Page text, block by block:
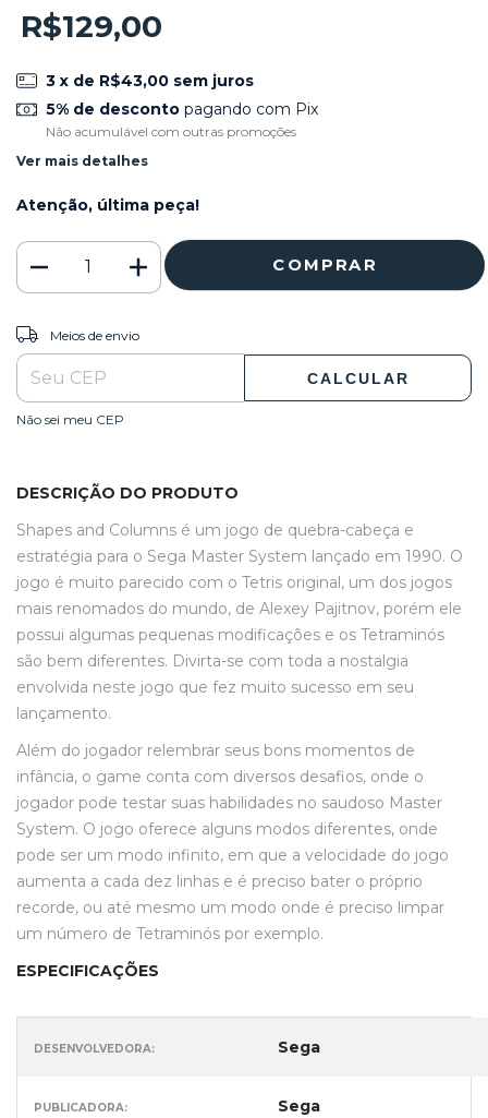
R$129,00
3 x de R$43,00 sem juros
5% de descontopagando com Pix
Não acumulável com outras promoções
Ver mais detalhes
Atenção, última peça!
Entregas para o CEP:
Meios de envio
CALCULAR
Não sei meu CEP
DESCRIÇÃO DO PRODUTO
Shapes and Columns é um jogo de quebra-cabeça e
estratégia para o Sega Master System lançado em 1990. O
jogo é muito parecido com o Tetris original, um dos jogos
mais renomados do mundo, de Alexey Pajitnov, porém ele
possui algumas pequenas modificações e os Tetraminós
são bem diferentes. Divirta-se com toda a nostalgia
envolvida neste jogo que fez muito sucesso em seu
lançamento.
Além do jogador relembrar seus bons momentos de
infância, o game conta com diversos desafios, onde o
jogador pode testar suas habilidades no saudoso Master
System. O jogo oferece alguns modos diferentes, onde
pode ser um modo infinito, em que a velocidade do jogo
aumenta a cada dez linhas e é preciso bater o próprio
recorde, ou até mesmo um modo onde é preciso limpar
um número de Tetraminós por exemplo.
ESPECIFICAÇÕES
DESENVOLVEDORA: Sega
PUBLICADORA: Sega